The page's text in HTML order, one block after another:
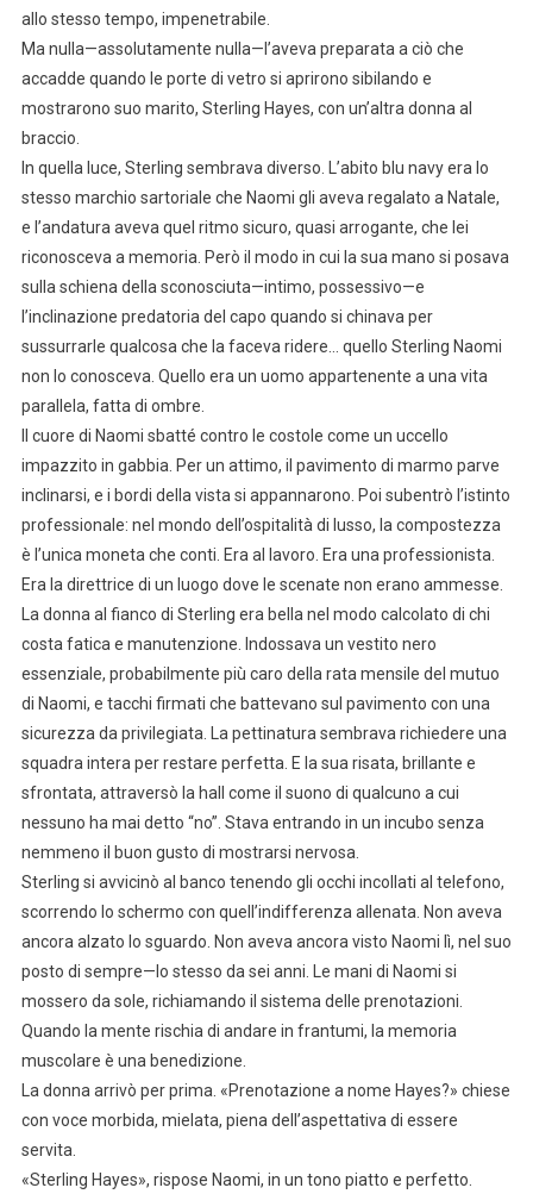
allo stesso tempo, impenetrabile.
Ma nulla—assolutamente nulla—l’aveva preparata a ciò che
accadde quando le porte di vetro si aprirono sibilando e
mostrarono suo marito, Sterling Hayes, con un’altra donna al
braccio.
In quella luce, Sterling sembrava diverso. L’abito blu navy era lo
stesso marchio sartoriale che Naomi gli aveva regalato a Natale,
e l’andatura aveva quel ritmo sicuro, quasi arrogante, che lei
riconosceva a memoria. Però il modo in cui la sua mano si posava
sulla schiena della sconosciuta—intimo, possessivo—e
l’inclinazione predatoria del capo quando si chinava per
sussurrarle qualcosa che la faceva ridere… quello Sterling Naomi
non lo conosceva. Quello era un uomo appartenente a una vita
parallela, fatta di ombre.
Il cuore di Naomi sbatté contro le costole come un uccello
impazzito in gabbia. Per un attimo, il pavimento di marmo parve
inclinarsi, e i bordi della vista si appannarono. Poi subentrò l’istinto
professionale: nel mondo dell’ospitalità di lusso, la compostezza
è l’unica moneta che conti. Era al lavoro. Era una professionista.
Era la direttrice di un luogo dove le scenate non erano ammesse.
La donna al fianco di Sterling era bella nel modo calcolato di chi
costa fatica e manutenzione. Indossava un vestito nero
essenziale, probabilmente più caro della rata mensile del mutuo
di Naomi, e tacchi firmati che battevano sul pavimento con una
sicurezza da privilegiata. La pettinatura sembrava richiedere una
squadra intera per restare perfetta. E la sua risata, brillante e
sfrontata, attraversò la hall come il suono di qualcuno a cui
nessuno ha mai detto “no”. Stava entrando in un incubo senza
nemmeno il buon gusto di mostrarsi nervosa.
Sterling si avvicinò al banco tenendo gli occhi incollati al telefono,
scorrendo lo schermo con quell’indifferenza allenata. Non aveva
ancora alzato lo sguardo. Non aveva ancora visto Naomi lì, nel suo
posto di sempre—lo stesso da sei anni. Le mani di Naomi si
mossero da sole, richiamando il sistema delle prenotazioni.
Quando la mente rischia di andare in frantumi, la memoria
muscolare è una benedizione.
La donna arrivò per prima. «Prenotazione a nome Hayes?» chiese
con voce morbida, mielata, piena dell’aspettativa di essere
servita.
«Sterling Hayes», rispose Naomi, in un tono piatto e perfetto.